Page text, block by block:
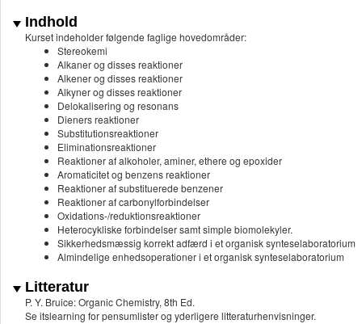
Indhold
Kurset indeholder følgende faglige hovedområder:
Stereokemi
Alkaner og disses reaktioner
Alkener og disses reaktioner
Alkyner og disses reaktioner
Delokalisering og resonans
Dieners reaktioner
Substitutionsreaktioner
Eliminationsreaktioner
Reaktioner af alkoholer, aminer, ethere og epoxider
Aromaticitet og benzens reaktioner
Reaktioner af substituerede benzener
Reaktioner af carbonylforbindelser
Oxidations-/reduktionsreaktioner
Heterocykliske forbindelser samt simple biomolekyler.
Sikkerhedsmæssig korrekt adfærd i et organisk synteselaboratorium
Almindelige enhedsoperationer i et organisk synteselaboratorium
Litteratur
P. Y. Bruice: Organic Chemistry, 8th Ed.
Se itslearning for pensumlister og yderligere litteraturhenvisninger.